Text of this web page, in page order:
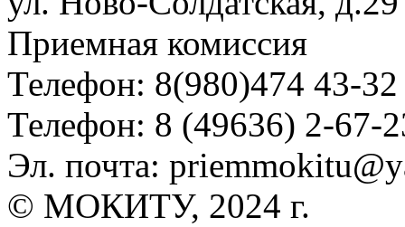
Приемная комиссия
Телефон: 8(980)474 43-32
Телефон: 8 (49636) 2-67-
Эл. почта:
© МОКИТУ, 2024 г.